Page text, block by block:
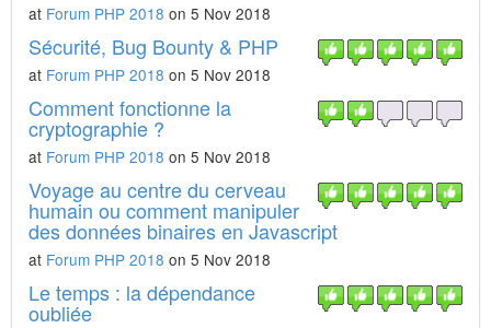
at Forum PHP 2018 on 5 Nov 2018
Sécurité, Bug Bounty & PHP
at Forum PHP 2018 on 5 Nov 2018
Comment fonctionne la
cryptographie ?
at Forum PHP 2018 on 5 Nov 2018
Voyage au centre du cerveau
humain ou comment manipuler
des données binaires en Javascript
at Forum PHP 2018 on 5 Nov 2018
Le temps : la dépendance
oubliée